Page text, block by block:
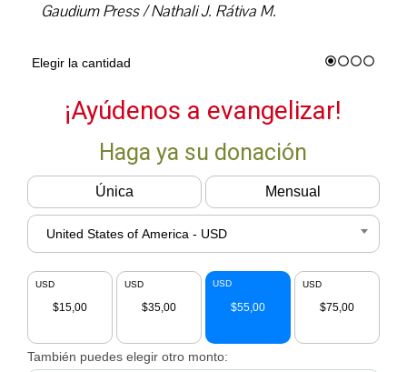
Gaudium Press / Nathali J. Rátiva M.